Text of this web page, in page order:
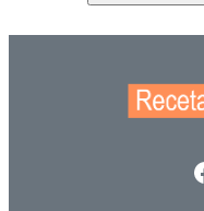
Facebook